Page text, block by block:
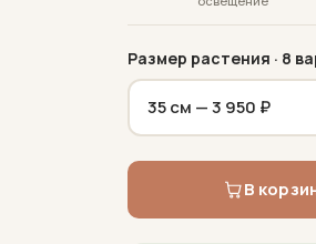
Размер растения · 8
В